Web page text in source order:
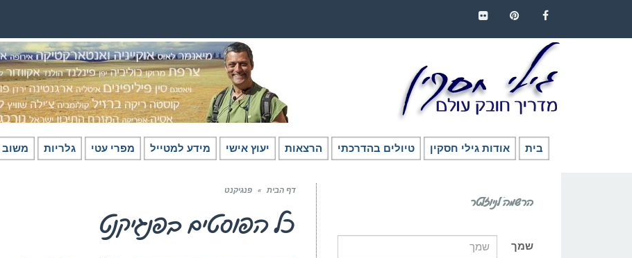
בית אודות גילי חסקין טיולים בהדרכתי הרצאות יעוץ אישי מידע למטייל מפרי עטי גלריות משוב
דף הבית » פנגיקנט
כל הפוסטים בפנגיקנט
הרשמה לניוזלטר
שמך